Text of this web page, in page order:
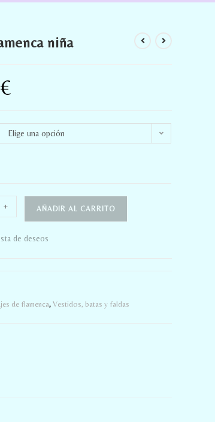
niña
€
Elige una opción
+ AÑADIR AL CARRITO
de deseos
de flamenca,Vestidos, batas y faldas